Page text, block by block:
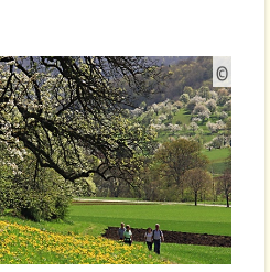
©
u
e
l
l
e
:
N